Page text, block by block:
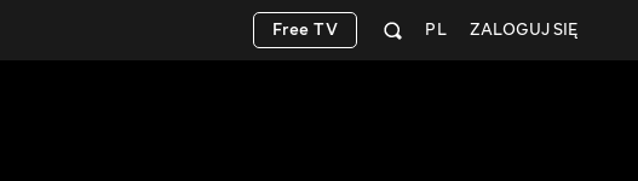
ZALOGUJ SIĘ
PL
Free TV